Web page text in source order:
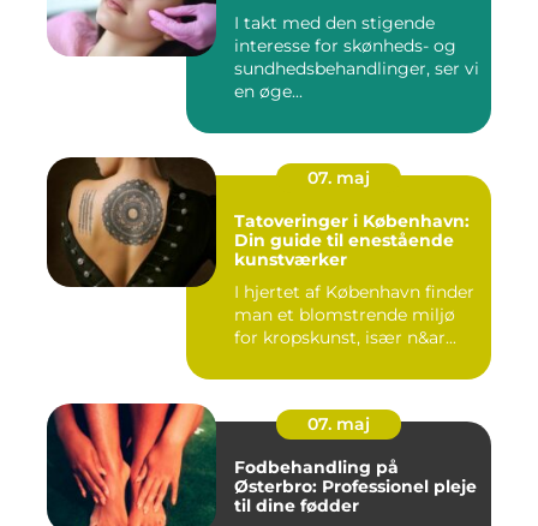
I takt med den stigende
interesse for skønheds- og
sundhedsbehandlinger, ser vi
en øge...
07. maj
Tatoveringer i København:
Din guide til enestående
kunstværker
I hjertet af København finder
man et blomstrende miljø
for kropskunst, især n&ar...
07. maj
Fodbehandling på
Østerbro: Professionel pleje
til dine fødder